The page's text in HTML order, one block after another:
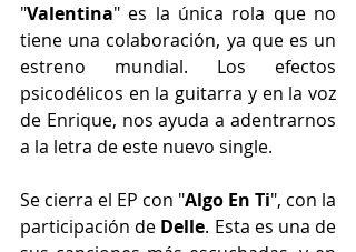
"Valentina" es la única rola que no
tiene una colaboración, ya que es un
estreno mundial. Los efectos
psicodélicos en la guitarra y en la voz
de Enrique, nos ayuda a adentrarnos
a la letra de este nuevo single.
Se cierra el EP con "Algo En Ti", con la
participación de Delle. Esta es una de